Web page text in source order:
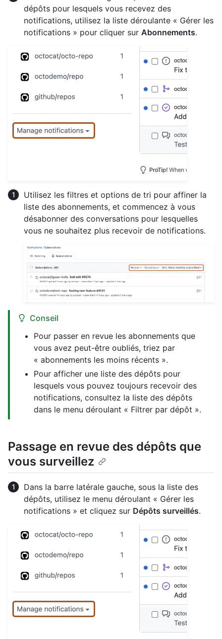
dépôts pour lesquels vous recevez des
notifications, utilisez la liste déroulante « Gérer les
notifications » pour cliquer sur Abonnements.
Utilisez les filtres et options de tri pour affiner la
liste des abonnements, et commencez à vous
désabonner des conversations pour lesquelles
vous ne souhaitez plus recevoir de notifications.
Conseil
Pour passer en revue les abonnements que
vous avez peut-être oubliés, triez par
« abonnements les moins récents ».
Pour afficher une liste des dépôts pour
lesquels vous pouvez toujours recevoir des
notifications, consultez la liste des dépôts
dans le menu déroulant « Filtrer par dépôt ».
Passage en revue des dépôts que
vous surveillez
Dans la barre latérale gauche, sous la liste des
dépôts, utilisez le menu déroulant « Gérer les
notifications » et cliquez sur Dépôts surveillés.